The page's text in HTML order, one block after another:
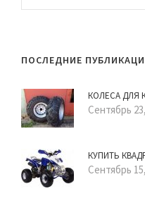
ПОСЛЕДНИЕ
КОЛЕСА ДЛЯ
Сентябрь
КУПИТЬ
Сентябрь